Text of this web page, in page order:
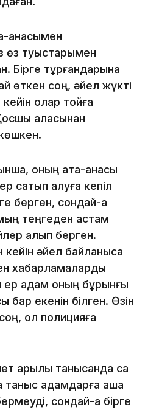
анасымен
өз туыстарымен
Бірге тұрғандарына
өткен соң, әйел жүкті
олар тойға
қаласынан
оның ата-анасы
сатып алуға кепіл
берген, сондай-ақ
теңгеден астам
алып берген.
кейін әйел байланысқа
хабарламаларды
ер адам оның бұрынғы
бар екенін білген. Өзін
ол полицияға
арқылы танысқанда сақ
таныс адамдарға ақша
сондай-ақ бірге